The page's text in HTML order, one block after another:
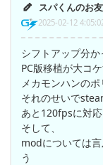
スパくんのお
2025-02-12
シフトアップ分
PC版移植が大コ
メカモンハンのポ
それのせいで
あと120fpsに対
そして、
modについては
う